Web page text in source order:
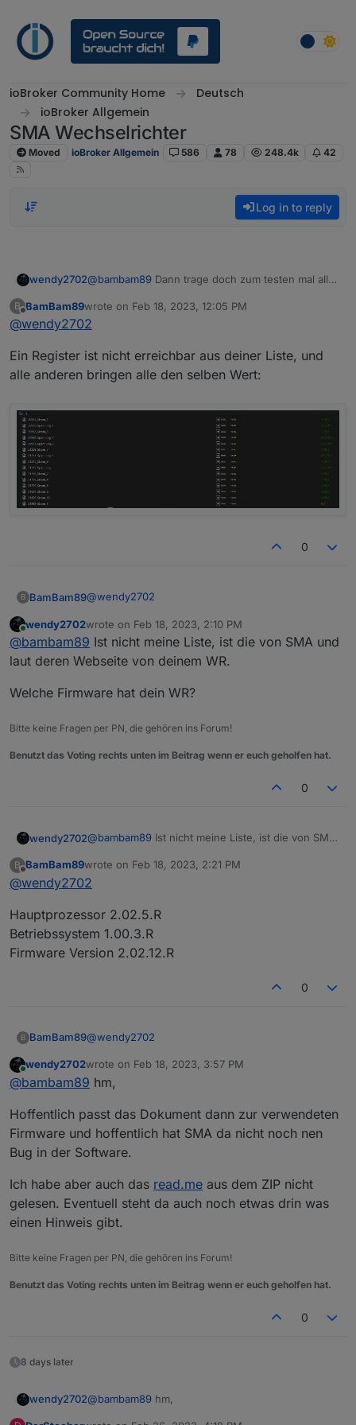
ioBroker Community Home
Deutsch
ioBroker Allgemein
SMA Wechselrichter
Moved ioBroker Allgemein 586 78 248.4k 42
Log in to reply
wendy2702@bambam89 Dann trage doch zum testen mal alle
Anzeige am WR deckt:
B
Offline
BamBam89wrote on Feb 18, 2023, 12:05 PM
last edited by
@wendy2702
Ein Register ist nicht erreichbar aus deiner Liste, und
alle anderen bringen alle den selben Wert:
0
B BamBam89@wendy2702
Ein Register ist nicht erreichbar aus deiner Liste,
und alle anderen bringen alle den selben Wert:
Online
wendy2702wrote on Feb 18, 2023, 2:10 PM
last edited by
@bambam89 Ist nicht meine Liste, ist die von SMA und
laut deren Webseite von deinem WR.
Welche Firmware hat dein WR?
Bitte keine Fragen per PN, die gehören ins Forum!
Benutzt das Voting rechts unten im Beitrag wenn er euch geholfen hat.
0
wendy2702@bambam89 Ist nicht meine Liste, ist die von SMA
Welche Firmware hat dein WR?
B
Offline
BamBam89wrote on Feb 18, 2023, 2:21 PM
last edited by
@wendy2702
Hauptprozessor 2.02.5.R
Betriebssystem 1.00.3.R
Firmware Version 2.02.12.R
0
B BamBam89@wendy2702
Hauptprozessor 2.02.5.R
Betriebssystem 1.00.3.R
Online
wendy2702wrote on Feb 18, 2023, 3:57 PM
last edited by
@bambam89 hm,
Hoffentlich passt das Dokument dann zur verwendeten
Firmware und hoffentlich hat SMA da nicht noch nen
Bug in der Software.
Ich habe aber auch das read.me aus dem ZIP nicht
gelesen. Eventuell steht da auch noch etwas drin was
einen Hinweis gibt.
Bitte keine Fragen per PN, die gehören ins Forum!
Benutzt das Voting rechts unten im Beitrag wenn er euch geholfen hat.
0
8 days later
wendy2702@bambam89 hm,